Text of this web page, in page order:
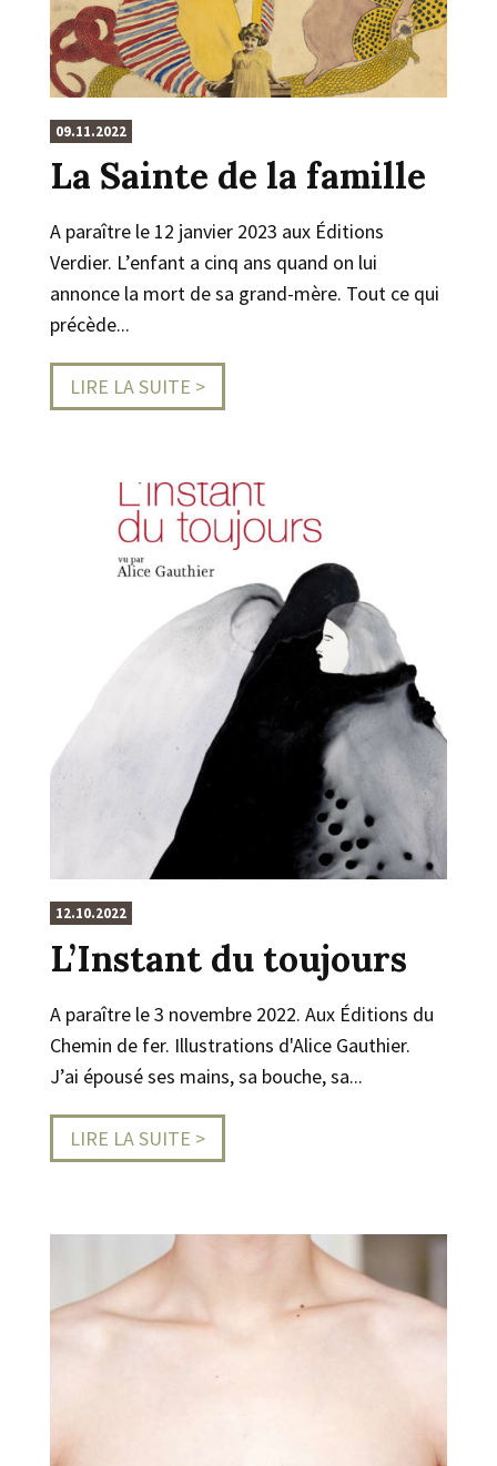
09.11.2022
La Sainte de la famille
A paraître le 12 janvier 2023 aux Éditions
Verdier. L’enfant a cinq ans quand on lui
annonce la mort de sa grand-mère. Tout ce qui
précède...
LIRE LA SUITE >
12.10.2022
L’Instant du toujours
A paraître le 3 novembre 2022. Aux Éditions du
Chemin de fer. Illustrations d'Alice Gauthier.
J’ai épousé ses mains, sa bouche, sa...
LIRE LA SUITE >